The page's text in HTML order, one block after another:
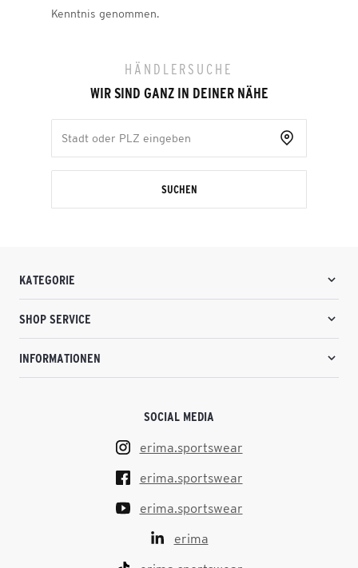
Kenntnis genommen.
HÄNDLERSUCHE
WIR SIND GANZ IN DEINER NÄHE
SUCHEN
KATEGORIE
SHOP SERVICE
INFORMATIONEN
SOCIAL MEDIA
erima.sportswear
erima.sportswear
erima.sportswear
erima